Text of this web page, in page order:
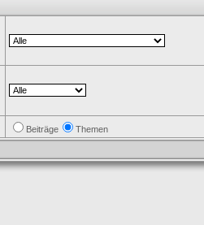
Beiträge Themen